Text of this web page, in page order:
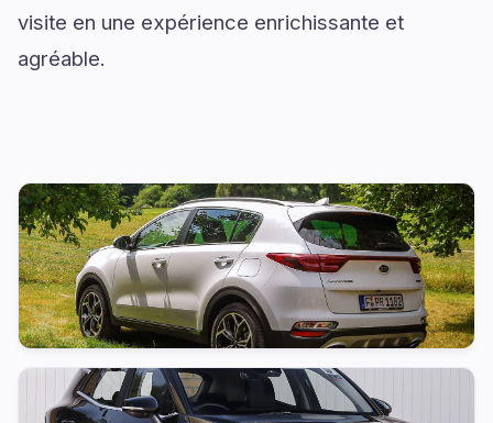
visite en une expérience enrichissante et
agréable.